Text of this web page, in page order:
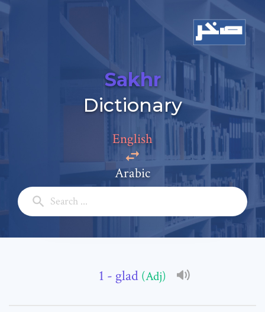
Sakhr
Dictionary
English
Arabic
- glad (Adj)
Add a comment
Email: *